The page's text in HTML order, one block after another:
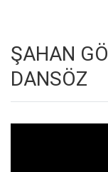
ŞAHAN
DANSÖZ